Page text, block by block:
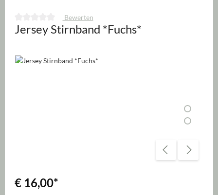
Durchschnittliche Bewertung von 0 von 5 Sternen
Bewerten
Jersey Stirnband *Fuchs*
Bildergalerie überspringen
€ 16,00*